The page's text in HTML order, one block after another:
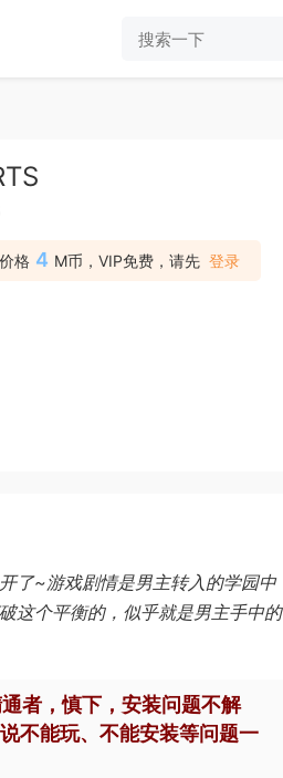
格 4 M币，VIP免费，请先 登录
了~游戏剧情是男主转入的学园中
这个平衡的，似乎就是男主手中的
者，慎下，安装问题不解
不能玩、不能安装等问题一